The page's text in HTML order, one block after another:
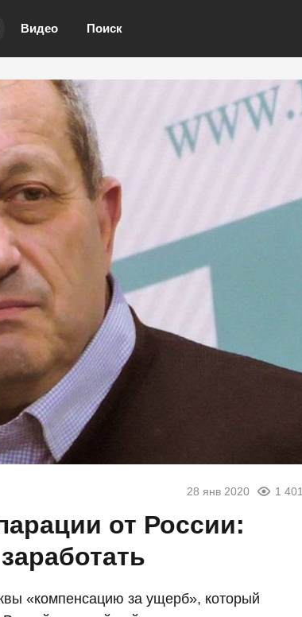
Видео Поиск
28 янв 2020 1 401
от России:
«компенсацию за ущерб», который